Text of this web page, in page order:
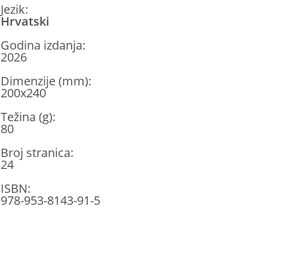
Jezik:
Hrvatski
Godina izdanja:
2026
Dimenzije (mm):
200x240
Težina (g):
80
Broj stranica:
24
ISBN:
978-953-8143-91-5